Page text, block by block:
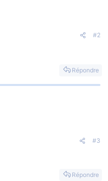
#2
Répondre
#3
Répondre